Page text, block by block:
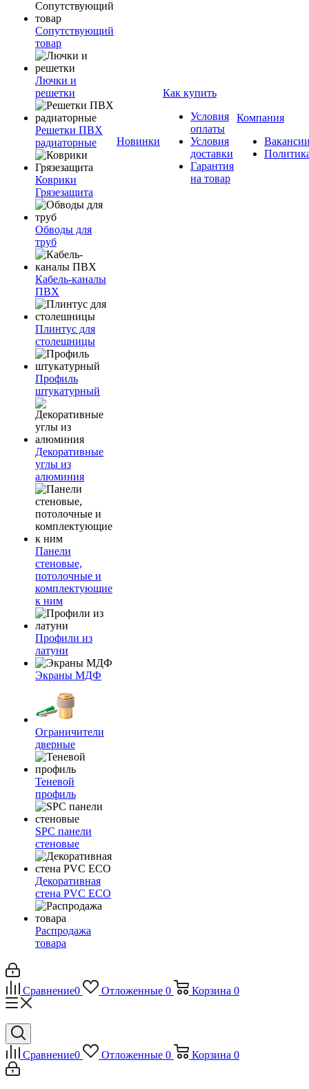
Сопутствующий
товар
Лючки и
решетки
Решетки ПВХ
радиаторные
Коврики
Грязезащита
Обводы для
труб
Кабель-каналы
ПВХ
Плинтус для
столешницы
Профиль
штукатурный
Декоративные
углы из
алюминия
Панели
стеновые,
потолочные и
комплектующие
к ним
Профили из
латуни
Экраны МДФ
Ограничители
дверные
Теневой
профиль
SPC панели
стеновые
Декоративная
стена PVC ECO
Распродажа
товара
Новинки
Как купить
Условия
оплаты
Условия
доставки
Гарантия
на товар
Компания
Сравнение0 Отложенные 0 Корзина 0
Сравнение0 Отложенные 0 Корзина 0